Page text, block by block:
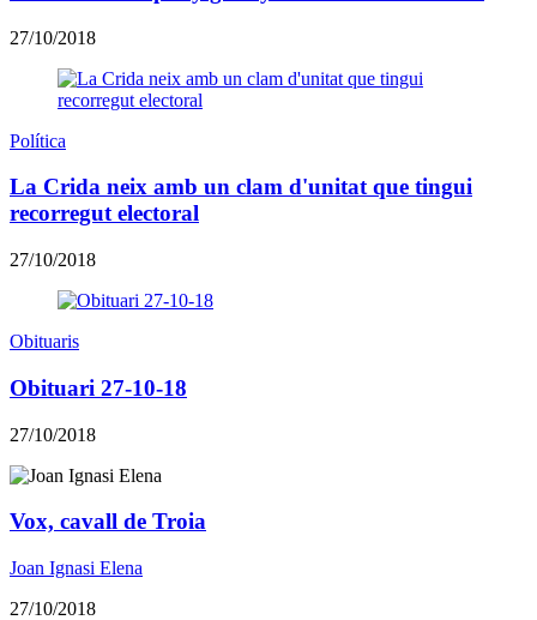
27/10/2018
Política
La Crida neix amb un clam d'unitat que tingui
recorregut electoral
27/10/2018
Obituaris
Obituari 27-10-18
27/10/2018
Vox, cavall de Troia
Joan Ignasi Elena
27/10/2018